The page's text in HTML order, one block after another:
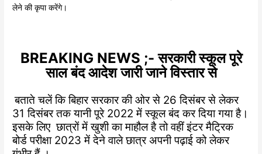
लेने की कृपा करेंगे।
BREAKING NEWS ;- सरकारी स्कूल पूरे
साल बंद आदेश जारी जाने विस्तार से
बताते चलें कि बिहार सरकार की ओर से 26 दिसंबर से लेकर
31 दिसंबर तक यानी पूरे 2022 में स्कूल बंद कर दिया गया है।
इसके लिए छात्रों में खुशी का माहौल है तो वहीं इंटर मैट्रिक
बोर्ड परीक्षा 2023 में देने वाले छात्र अपनी पढ़ाई को लेकर